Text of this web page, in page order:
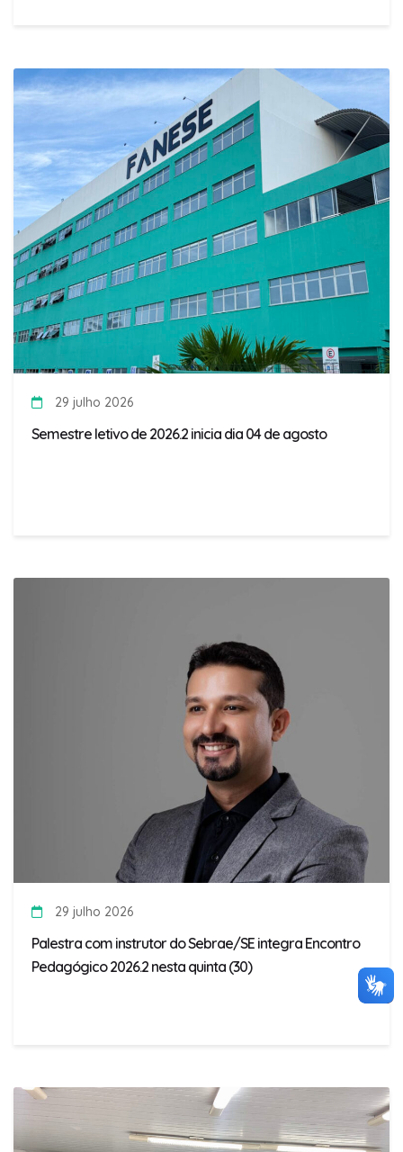
29 julho 2026
Semestre letivo de 2026.2 inicia dia 04 de agosto
29 julho 2026
Palestra com instrutor do Sebrae/SE integra Encontro
Pedagógico 2026.2 nesta quinta (30)